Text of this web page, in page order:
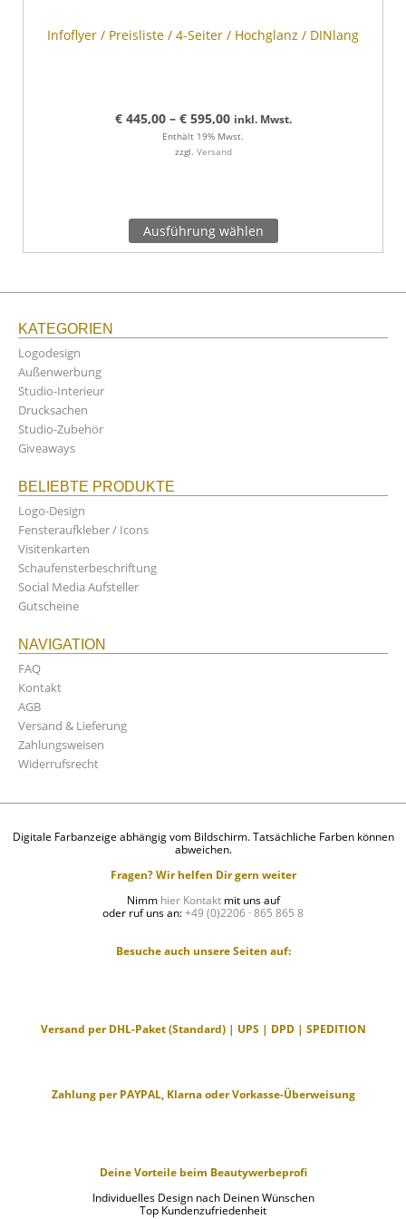
Infoflyer / Preisliste / 4-Seiter / Hochglanz / DINlang
€445,00 – €595,00 inkl. Mwst.
Enthält 19% Mwst.
zzgl. Versand
Ausführung wählen
KATEGORIEN
Logodesign
Außenwerbung
Studio-Interieur
Drucksachen
Studio-Zubehör
Giveaways
BELIEBTE PRODUKTE
Logo-Design
Fensteraufkleber / Icons
Visitenkarten
Schaufensterbeschriftung
Social Media Aufsteller
Gutscheine
NAVIGATION
FAQ
Kontakt
AGB
Versand & Lieferung
Zahlungsweisen
Widerrufsrecht
Digitale Farbanzeige abhängig vom Bildschirm. Tatsächliche Farben können
abweichen.
Fragen? Wir helfen Dir gern weiter
Nimm hier Kontaktmit uns auf
oder ruf uns an:+49 (0)2206 · 865 865 8
Besuche auch unsere Seiten auf:
Versand per DHL-Paket (Standard) | UPS | DPD | SPEDITION
Zahlung per PAYPAL, Klarna oder Vorkasse-Überweisung
Deine Vorteile beim Beautywerbeprofi
Individuelles Design nach Deinen Wünschen
Top Kundenzufriedenheit